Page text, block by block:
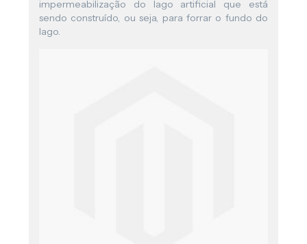
impermeabilização do lago artificial que está
sendo construído, ou seja, para forrar o fundo do
lago.